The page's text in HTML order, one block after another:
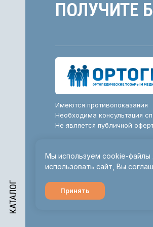
КАТАЛОГ
обработки персональных
обработки персональных
Политика использования
Политика использования
Необходима консультация
Не является публичной офертой
Мы используем cookie-файлы
использовать сайт, Вы
Принять